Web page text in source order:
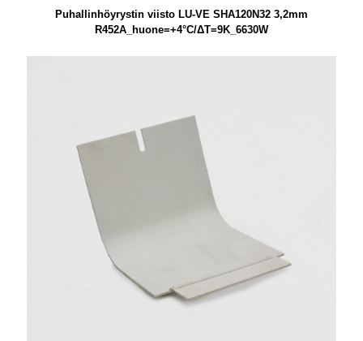
Puhallinhöyrystin viisto LU-VE SHA120N32 3,2mm
R452A_huone=+4°C/ΔT=9K_6630W